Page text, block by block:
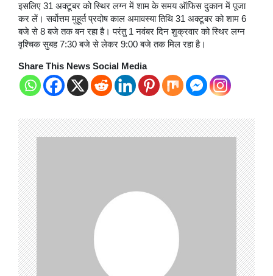
इसलिए 31 अक्टूबर को स्थिर लग्न में शाम के समय ऑफिस दुकान में पूजा
कर लें। सर्वोत्तम मुहूर्त प्रदोष काल अमावस्या तिथि 31 अक्टूबर को शाम 6
बजे से 8 बजे तक बन रहा है। परंतु 1 नवंबर दिन शुक्रवार को स्थिर लग्न
वृश्चिक सुबह 7:30 बजे से लेकर 9:00 बजे तक मिल रहा है।
Share This News Social Media